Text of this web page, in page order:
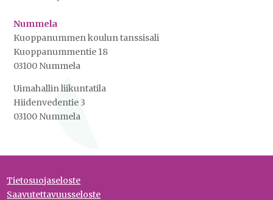
Nummela
Kuoppanummen koulun tanssisali
Kuoppanummentie 18
03100 Nummela
Uimahallin liikuntatila
Hiidenvedentie 3
03100 Nummela
Tietosuojaseloste
Saavutettavuusseloste